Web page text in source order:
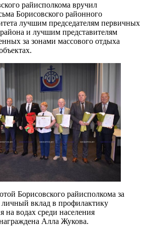
райисполкома вручил
Борисовского районного
лучшим председателям первичных
и лучшим представителям
за зонами массового отдыха
Борисовского райисполкома за
личный вклад в профилактику
на водах среди населения
Алла Жукова.